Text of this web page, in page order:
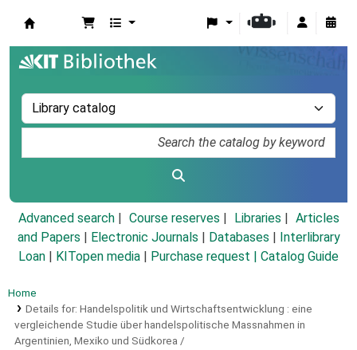
Advanced search Course reserves Libraries
Articles
and Papers
Electronic Journals Databases
Interlibrary
Loan
KITopen media Purchase request | Catalog Guide
Home
Details for: Handelspolitik und Wirtschaftsentwicklung : eine
vergleichende Studie über handelspolitische Massnahmen in
Argentinien, Mexiko und Südkorea /